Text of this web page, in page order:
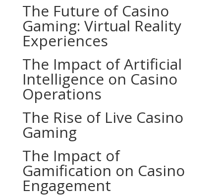
The Future of Casino
Gaming: Virtual Reality
Experiences
The Impact of Artificial
Intelligence on Casino
Operations
The Rise of Live Casino
Gaming
The Impact of
Gamification on Casino
Engagement